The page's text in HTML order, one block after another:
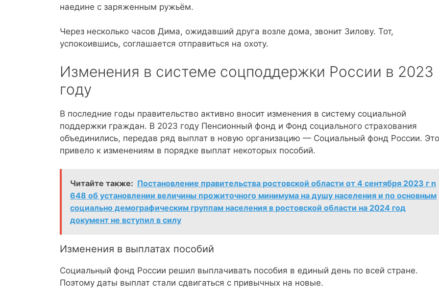
наедине с заряженным ружьём.
Через несколько часов Дима, ожидавший друга возле дома, звонит Зилову. Тот,
успокоившись, соглашается отправиться на охоту.
Изменения в системе соцподдержки России в 2023
году
В последние годы правительство активно вносит изменения в систему социальной
поддержки граждан. В 2023 году Пенсионный фонд и Фонд социального страхования
объединились, передав ряд выплат в новую организацию — Социальный фонд России. Это
привело к изменениям в порядке выплат некоторых пособий.
Читайте также: Постановление правительства ростовской области от 4 сентября 2023 г n
648 об установлении величины прожиточного минимума на душу населения и по основным
социально демографическим группам населения в ростовской области на 2024 год
документ не вступил в силу
Изменения в выплатах пособий
Социальный фонд России решил выплачивать пособия в единый день по всей стране.
Поэтому даты выплат стали сдвигаться с привычных на новые.